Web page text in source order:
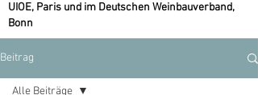
UIOE, Paris und im Deutschen Weinbauverband,
Bonn
Beitrag
Alle Beiträge